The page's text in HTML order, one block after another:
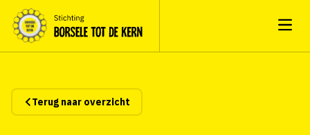
Terug naar overzicht